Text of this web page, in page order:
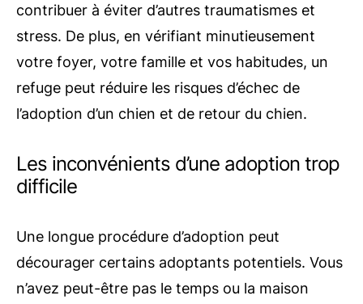
contribuer à éviter d’autres traumatismes et
stress. De plus, en vérifiant minutieusement
votre foyer, votre famille et vos habitudes, un
refuge peut réduire les risques d’échec de
l’adoption d’un chien et de retour du chien.
Les inconvénients d’une adoption trop
difficile
Une longue procédure d’adoption peut
décourager certains adoptants potentiels. Vous
n’avez peut-être pas le temps ou la maison